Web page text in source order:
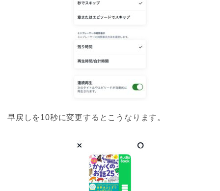
早戻しを10秒に変更するとこうなります。